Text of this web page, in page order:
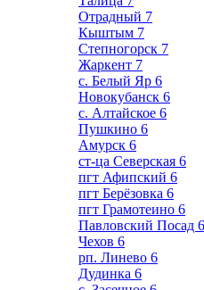
Отрадный 7
Кыштым 7
Степногорск 7
Жаркент 7
с. Белый Яр 6
Новокубанск 6
с. Алтайское 6
Пушкино 6
Амурск 6
ст-ца Северская 6
пгт Афипский 6
пгт Берёзовка 6
пгт Грамотеино 6
Павловский Посад 6
Чехов 6
рп. Линево 6
Дудинка 6